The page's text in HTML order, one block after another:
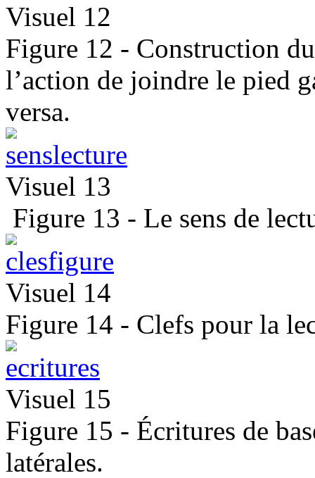
Visuel 12
Figure 12 - Construction
l’action de joindre le pied
versa.
Visuel 13
Figure 13 - Le sens de
Visuel 14
Figure 14 - Clefs pour la
Visuel 15
Figure 15 - Écritures de
latérales.